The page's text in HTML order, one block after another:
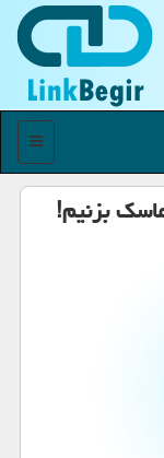
منو
بزنیم!